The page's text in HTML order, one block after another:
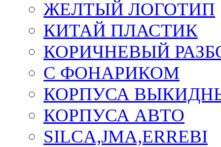
ЖЕЛТЫЙ ЛОГОТИП
КИТАЙ ПЛАСТИК
КОРИЧНЕВЫЙ
С ФОНАРИКОМ
КОРПУСА
КОРПУСА АВТО
SILCA,JMA,ERREBI